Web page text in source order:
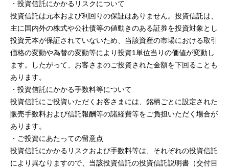
・投資信託にかかるリスクについて
投資信託は元本および利回りの保証はありません。投資信託は、
主に国内外の株式や公社債等の値動きのある証券を投資対象とし
投資元本が保証されていないため、当該資産の市場における取引
価格の変動や為替の変動等により投資1単位当りの価値が変動し
ます。したがって、お客さまのご投資された金額を下回ることも
あります。
・投資信託にかかる手数料等について
投資信託にご投資いただくお客さまには、銘柄ごとに設定された
販売手数料および信託報酬等の諸経費等をご負担いただく場合が
あります。
・ご投資にあたっての留意点
投資信託にかかるリスクおよび手数料等は、それぞれの投資信託
により異なりますので、当該投資信託の投資信託説明書（交付目